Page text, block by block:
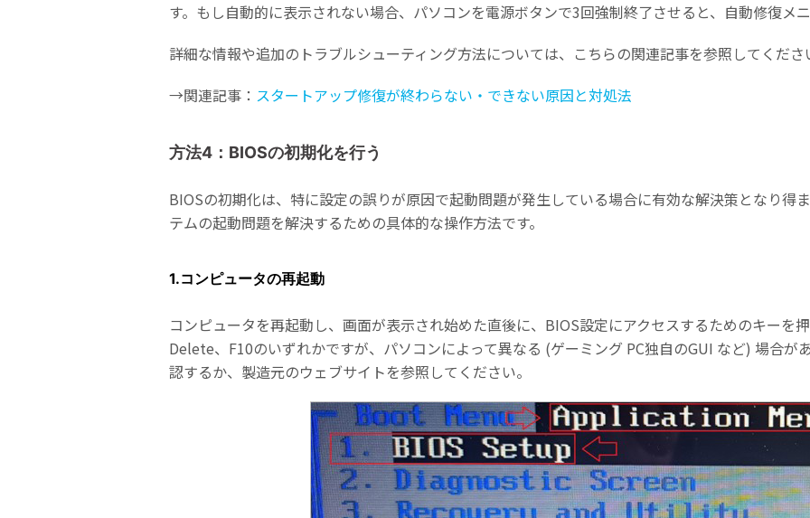
す。もし自動的に表示されない場合、パソコンを電源ボタンで3回強制終了させると、自動修復メ
詳細な情報や追加のトラブルシューティング方法については、こちらの関連記事を参照してくださ
→関連記事： スタートアップ修復が終わらない・できない原因と対処法
方法4：BIOSの初期化を行う
BIOSの初期化は、特に設定の誤りが原因で起動問題が発生している場合に有効な解決策となり得
テムの起動問題を解決するための具体的な操作方法です。
1.コンピュータの再起動
コンピュータを再起動し、画面が表示され始めた直後に、BIOS設定にアクセスするためのキーを
Delete、F10のいずれかですが、パソコンによって異なる (ゲーミング PC独自のGUI など) 場合が
認するか、製造元のウェブサイトを参照してください。